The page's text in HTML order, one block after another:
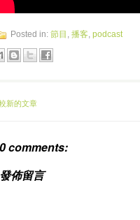
Posted in: 節目 , 播客, podcast
新的文章
0 comments:
發佈留言